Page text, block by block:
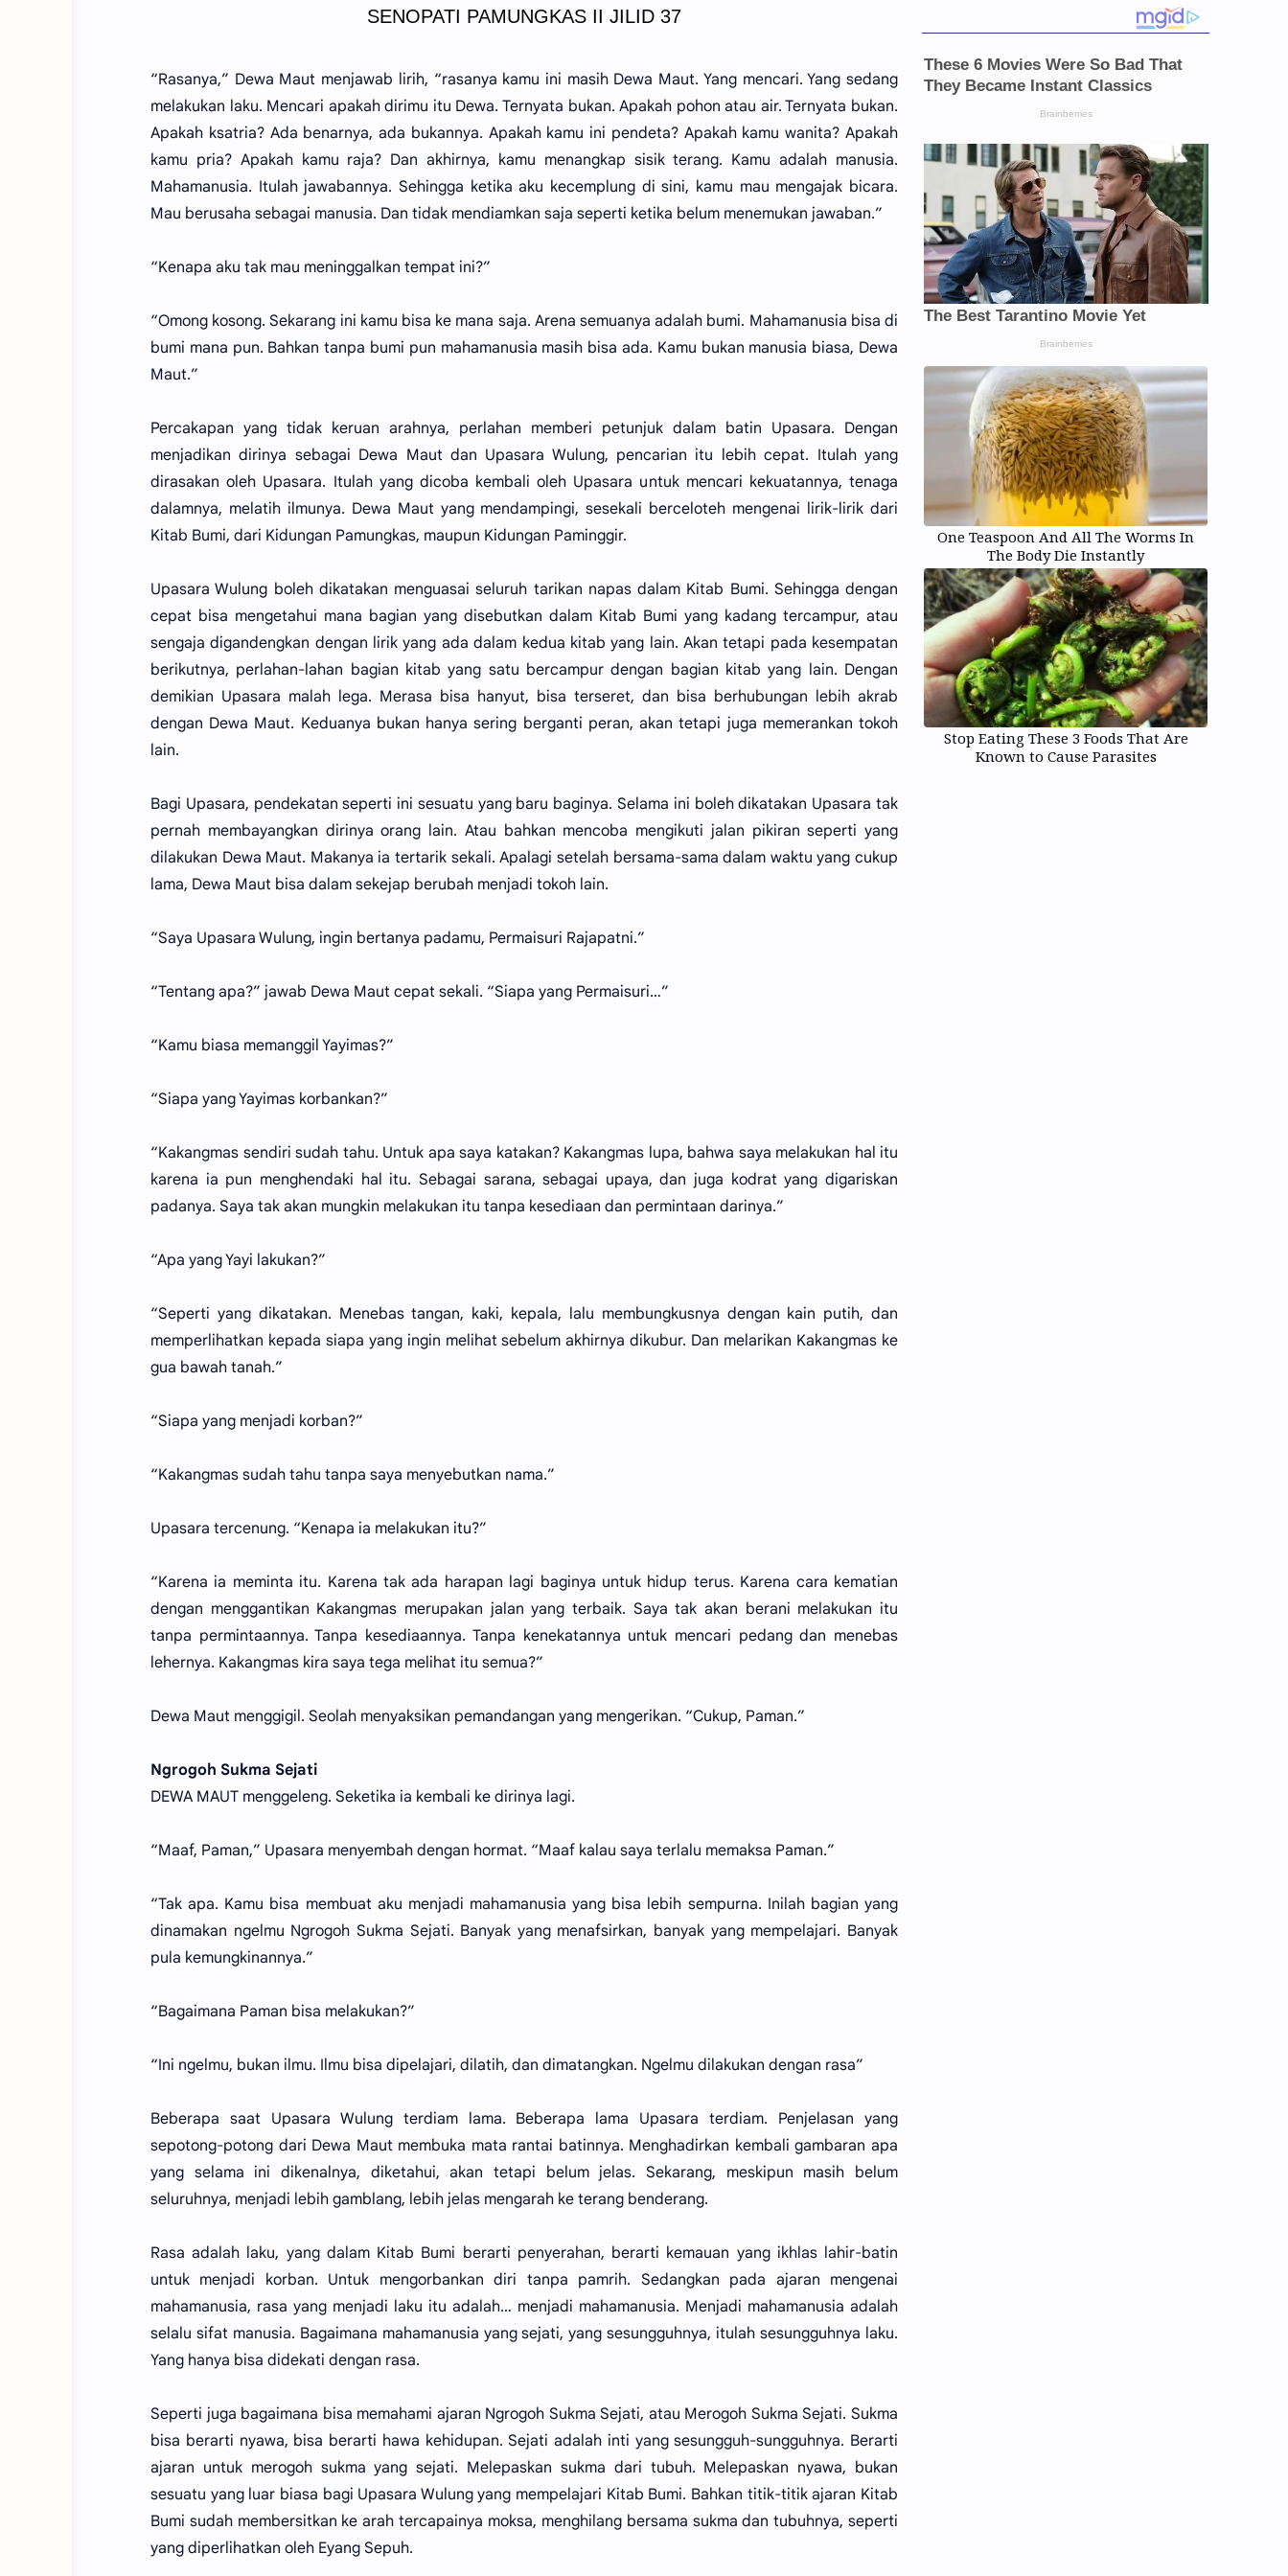
SENOPATI PAMUNGKAS II JILID 37
“Rasanya,” Dewa Maut menjawab lirih, “rasanya kamu ini masih Dewa Maut. Yang mencari. Yang sedang
melakukan laku. Mencari apakah dirimu itu Dewa. Ternyata bukan. Apakah pohon atau air. Ternyata bukan.
Apakah ksatria? Ada benarnya, ada bukannya. Apakah kamu ini pendeta? Apakah kamu wanita? Apakah
kamu pria? Apakah kamu raja? Dan akhirnya, kamu menangkap sisik terang. Kamu adalah manusia.
Mahamanusia. Itulah jawabannya. Sehingga ketika aku kecemplung di sini, kamu mau mengajak bicara.
Mau berusaha sebagai manusia. Dan tidak mendiamkan saja seperti ketika belum menemukan jawaban.”
“Kenapa aku tak mau meninggalkan tempat ini?”
“Omong kosong. Sekarang ini kamu bisa ke mana saja. Arena semuanya adalah bumi. Mahamanusia bisa di
bumi mana pun. Bahkan tanpa bumi pun mahamanusia masih bisa ada. Kamu bukan manusia biasa, Dewa
Maut.”
Percakapan yang tidak keruan arahnya, perlahan memberi petunjuk dalam batin Upasara. Dengan
menjadikan dirinya sebagai Dewa Maut dan Upasara Wulung, pencarian itu lebih cepat. Itulah yang
dirasakan oleh Upasara. Itulah yang dicoba kembali oleh Upasara untuk mencari kekuatannya, tenaga
dalamnya, melatih ilmunya. Dewa Maut yang mendampingi, sesekali berceloteh mengenai lirik-lirik dari
Kitab Bumi, dari Kidungan Pamungkas, maupun Kidungan Paminggir.
Upasara Wulung boleh dikatakan menguasai seluruh tarikan napas dalam Kitab Bumi. Sehingga dengan
cepat bisa mengetahui mana bagian yang disebutkan dalam Kitab Bumi yang kadang tercampur, atau
sengaja digandengkan dengan lirik yang ada dalam kedua kitab yang lain. Akan tetapi pada kesempatan
berikutnya, perlahan-lahan bagian kitab yang satu bercampur dengan bagian kitab yang lain. Dengan
demikian Upasara malah lega. Merasa bisa hanyut, bisa terseret, dan bisa berhubungan lebih akrab
dengan Dewa Maut. Keduanya bukan hanya sering berganti peran, akan tetapi juga memerankan tokoh
lain.
Bagi Upasara, pendekatan seperti ini sesuatu yang baru baginya. Selama ini boleh dikatakan Upasara tak
pernah membayangkan dirinya orang lain. Atau bahkan mencoba mengikuti jalan pikiran seperti yang
dilakukan Dewa Maut. Makanya ia tertarik sekali. Apalagi setelah bersama-sama dalam waktu yang cukup
lama, Dewa Maut bisa dalam sekejap berubah menjadi tokoh lain.
“Saya Upasara Wulung, ingin bertanya padamu, Permaisuri Rajapatni.”
“Tentang apa?” jawab Dewa Maut cepat sekali. “Siapa yang Permaisuri…”
“Kamu biasa memanggil Yayimas?”
“Siapa yang Yayimas korbankan?”
“Kakangmas sendiri sudah tahu. Untuk apa saya katakan? Kakangmas lupa, bahwa saya melakukan hal itu
karena ia pun menghendaki hal itu. Sebagai sarana, sebagai upaya, dan juga kodrat yang digariskan
padanya. Saya tak akan mungkin melakukan itu tanpa kesediaan dan permintaan darinya.”
“Apa yang Yayi lakukan?”
“Seperti yang dikatakan. Menebas tangan, kaki, kepala, lalu membungkusnya dengan kain putih, dan
memperlihatkan kepada siapa yang ingin melihat sebelum akhirnya dikubur. Dan melarikan Kakangmas ke
gua bawah tanah.”
“Siapa yang menjadi korban?”
“Kakangmas sudah tahu tanpa saya menyebutkan nama.”
Upasara tercenung. “Kenapa ia melakukan itu?”
“Karena ia meminta itu. Karena tak ada harapan lagi baginya untuk hidup terus. Karena cara kematian
dengan menggantikan Kakangmas merupakan jalan yang terbaik. Saya tak akan berani melakukan itu
tanpa permintaannya. Tanpa kesediaannya. Tanpa kenekatannya untuk mencari pedang dan menebas
lehernya. Kakangmas kira saya tega melihat itu semua?”
Dewa Maut menggigil. Seolah menyaksikan pemandangan yang mengerikan. “Cukup, Paman.”
Ngrogoh Sukma Sejati
DEWA MAUT menggeleng. Seketika ia kembali ke dirinya lagi.
“Maaf, Paman,” Upasara menyembah dengan hormat. “Maaf kalau saya terlalu memaksa Paman.”
“Tak apa. Kamu bisa membuat aku menjadi mahamanusia yang bisa lebih sempurna. Inilah bagian yang
dinamakan ngelmu Ngrogoh Sukma Sejati. Banyak yang menafsirkan, banyak yang mempelajari. Banyak
pula kemungkinannya.”
“Bagaimana Paman bisa melakukan?”
“Ini ngelmu, bukan ilmu. Ilmu bisa dipelajari, dilatih, dan dimatangkan. Ngelmu dilakukan dengan rasa”
Beberapa saat Upasara Wulung terdiam lama. Beberapa lama Upasara terdiam. Penjelasan yang
sepotong-potong dari Dewa Maut membuka mata rantai batinnya. Menghadirkan kembali gambaran apa
yang selama ini dikenalnya, diketahui, akan tetapi belum jelas. Sekarang, meskipun masih belum
seluruhnya, menjadi lebih gamblang, lebih jelas mengarah ke terang benderang.
Rasa adalah laku, yang dalam Kitab Bumi berarti penyerahan, berarti kemauan yang ikhlas lahir-batin
untuk menjadi korban. Untuk mengorbankan diri tanpa pamrih. Sedangkan pada ajaran mengenai
mahamanusia, rasa yang menjadi laku itu adalah… menjadi mahamanusia. Menjadi mahamanusia adalah
selalu sifat manusia. Bagaimana mahamanusia yang sejati, yang sesungguhnya, itulah sesungguhnya laku.
Yang hanya bisa didekati dengan rasa.
Seperti juga bagaimana bisa memahami ajaran Ngrogoh Sukma Sejati, atau Merogoh Sukma Sejati. Sukma
bisa berarti nyawa, bisa berarti hawa kehidupan. Sejati adalah inti yang sesungguh-sungguhnya. Berarti
ajaran untuk merogoh sukma yang sejati. Melepaskan sukma dari tubuh. Melepaskan nyawa, bukan
sesuatu yang luar biasa bagi Upasara Wulung yang mempelajari Kitab Bumi. Bahkan titik-titik ajaran Kitab
Bumi sudah membersitkan ke arah tercapainya moksa, menghilang bersama sukma dan tubuhnya, seperti
yang diperlihatkan oleh Eyang Sepuh.
One Teaspoon And All The Worms In
The Body Die Instantly
Stop Eating These 3 Foods That Are
Known to Cause Parasites